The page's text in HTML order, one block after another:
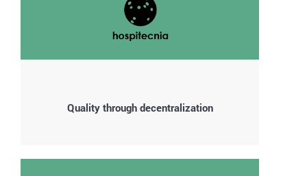
Quality through decentralization